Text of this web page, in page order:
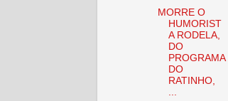
MORRE O
HUMORIST
A RODELA,
DO
PROGRAMA
DO
RATINHO,